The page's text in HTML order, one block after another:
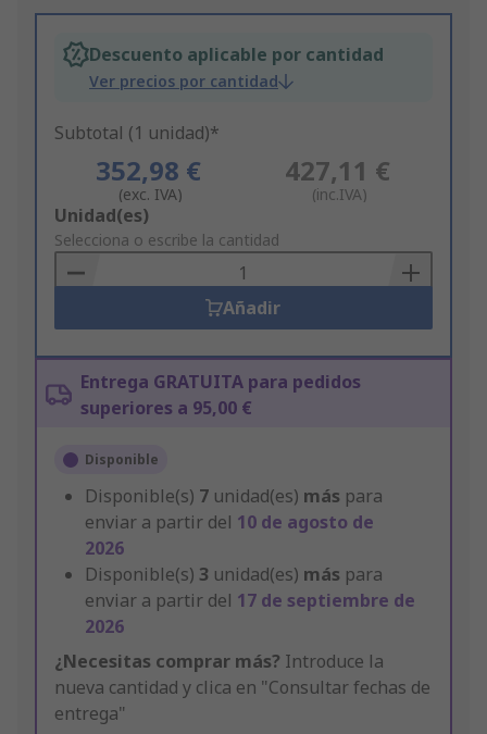
Descuento aplicable por cantidad
Ver precios por cantidad
Subtotal (1 unidad)*
352,98 €
(exc. IVA)
427,11 €
(inc.IVA)
Add
to
Basket
Unidad(es)
Selecciona o escribe la cantidad
Añadir
Entrega GRATUITA para pedidos
superiores a 95,00 €
Disponible
Disponible(s) 7 unidad(es) más para
enviar a partir del 10 de agosto de
2026
Disponible(s) 3 unidad(es) más para
enviar a partir del 17 de septiembre de
2026
¿Necesitas comprar más? Introduce la
nueva cantidad y clica en "Consultar fechas de
entrega"